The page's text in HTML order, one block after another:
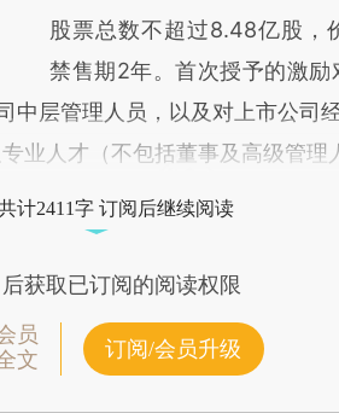
股票总数不超过8.48亿股，
禁售期2年。首次授予的激
中层管理人员，以及对上市公司
业人才（不包括董事及高级管理
计2411字 订阅后继续阅读
获取已订阅的阅读权限
员
文
订阅/会员升级